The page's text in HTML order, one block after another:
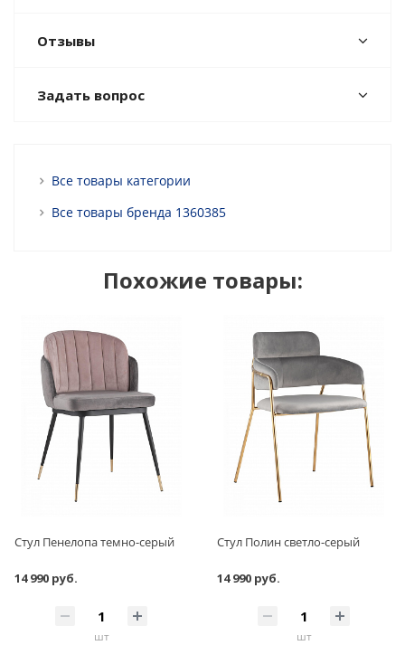
Отзывы
Задать вопрос
Все товары категории
Все товары бренда 1360385
Похожие товары:
Стул Пенелопа темно-серый
14 990 руб.
шт
Стул Полин светло-серый
14 990 руб.
шт